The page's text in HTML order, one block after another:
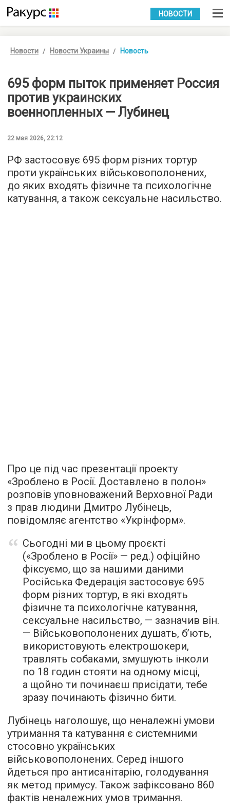
УКР РУС
НОВОСТИ
Новости Новости Украины Новость
695 форм пыток применяет Россия
против украинских
военнопленных — Лубинец
22 мая 2026, 22:12
РФ застосовує 695 форм різних тортур
проти українських військовополонених,
до яких входять фізичне та психологічне
катування, а також сексуальне насильство.
Про це під час презентації проекту
«Зроблено в Росії. Доставлено в полон»
розповів уповноважений Верховної Ради
з прав людини Дмитро Лубінець,
повідомляє агентство «Укрінформ».
Сьогодні ми в цьому проєкті
(«Зроблено в Росії» — ред.) офіційно
фіксуємо, що за нашими даними
Російська Федерація застосовує 695
форм різних тортур, в які входять
фізичне та психологічне катування,
сексуальне насильство, — зазначив він.
— Військовополонених душать, б’ють,
використовують електрошокери,
травлять собаками, змушують інколи
по 18 годин стояти на одному місці,
а щойно ти починаєш присідати, тебе
зразу починають фізично бити.
Лубінець наголошує, що неналежні умови
утримання та катування є системними
стосовно українських
військовополонених. Серед іншого
йдеться про антисанітарію, голодування
як метод примусу. Також зафіксовано 860
фактів неналежних умов тримання.